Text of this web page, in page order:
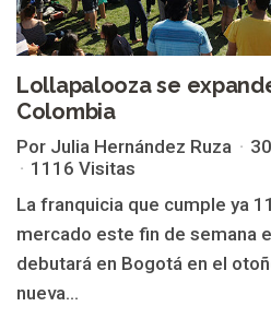
Lollapalooza se
Colombia
Por Julia Hernández Ruza
1116 Visitas
La franquicia que cumple ya
mercado este fin de semana
debutará en Bogotá en el
nueva...